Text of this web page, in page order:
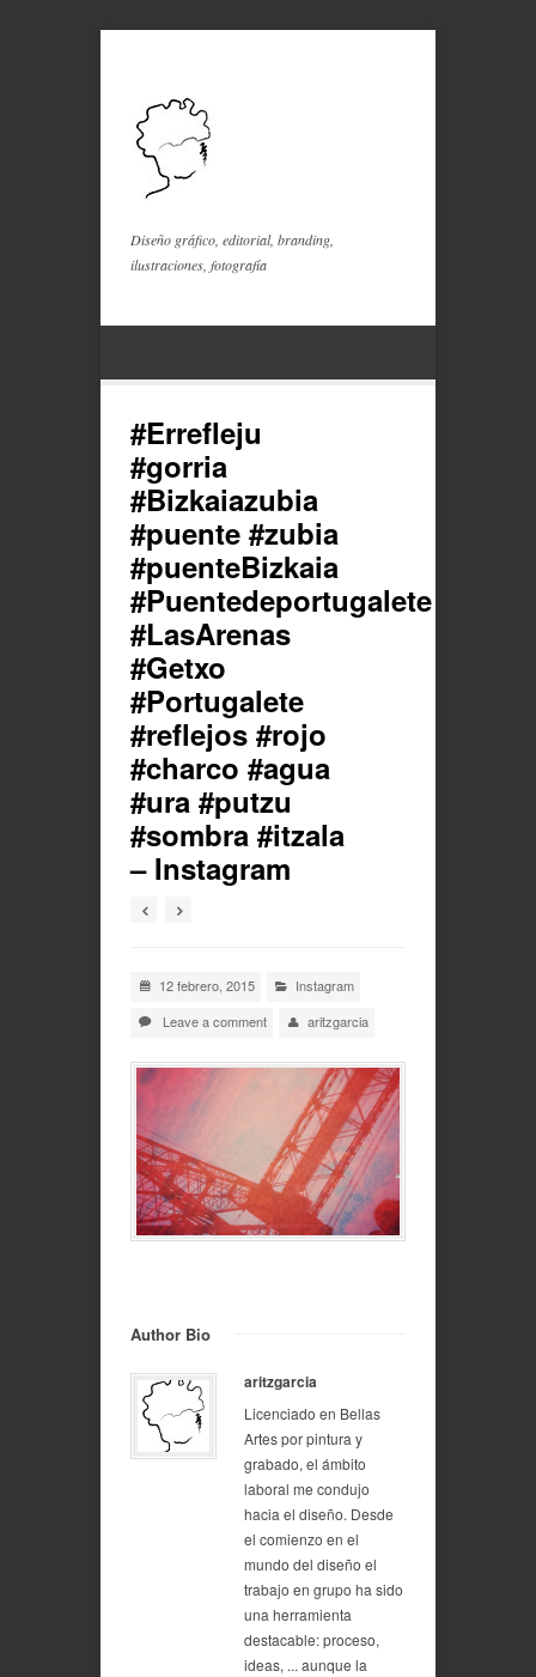
Diseño gráfico, editorial, branding,
ilustraciones, fotografía
#Errefleju
#gorria
#Bizkaiazubia
#puente #zubia
#puenteBizkaia
#Puentedeportugalete
#LasArenas
#Getxo
#Portugalete
#reflejos #rojo
#charco #agua
#ura #putzu
#sombra #itzala
– Instagram
12 febrero, 2015
Instagram
Leave a comment
aritzgarcia
Author Bio
aritzgarcia
Licenciado en Bellas
Artes por pintura y
grabado, el ámbito
laboral me condujo
hacia el diseño. Desde
el comienzo en el
mundo del diseño el
trabajo en grupo ha sido
una herramienta
destacable: proceso,
ideas, ... aunque la